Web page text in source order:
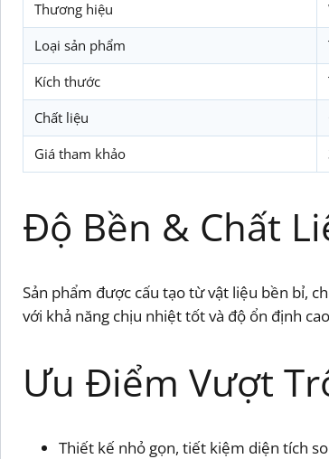
Thương hiệu
Loại sản phẩm
Kích thước
Chất liệu
Giá tham khảo
Độ Bền & Chất
Sản phẩm được cấu tạo từ vật liệu bền bỉ,
với khả năng chịu nhiệt tốt và độ ổn định
Ưu Điểm Vượt
Thiết kế nhỏ gọn, tiết kiệm diện tích